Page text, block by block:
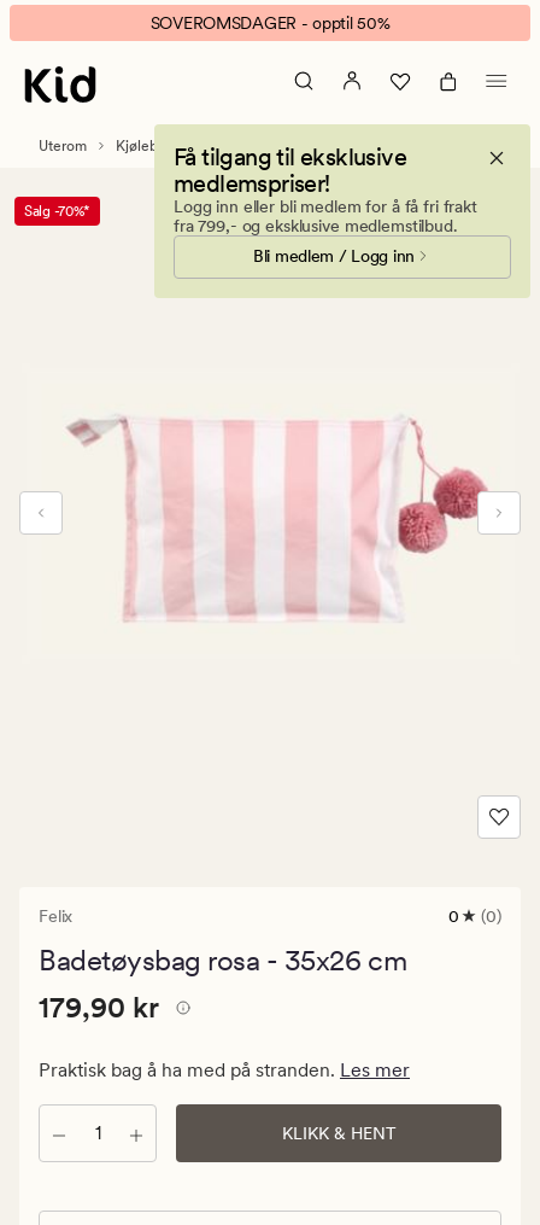
Felix
badetøysbag
rosa
banner.
Klikk
ESCAPE
pause.
SOVEROMSDAGER - opptil 50%
Få tilgang til eksklusive
medlemspriser!
Logg inn eller bli medlem for å få fri frakt
fra 799,- og eksklusive medlemstilbud.
Bli medlem / Logg inn
Uterom Kjølebager
Salg -70%*
Felix
0
0 (0)
Badetøysbag rosa - 35x26 cm
Pris
179,90
pris
179,90
Pris 179,90 kr
179,90 kr
Praktisk bag å ha med på stranden. Les mer
Antall KLIKK & HENT